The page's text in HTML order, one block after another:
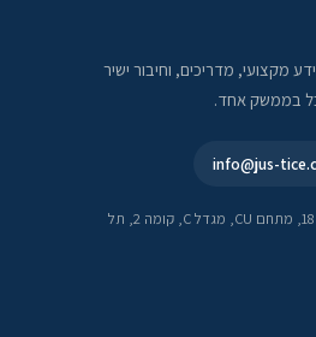
מקצועי, מדריכים, וחיבור ישיר
בממשק אחד.
רחוב ראול ולנברג 18, מתחם CU, מגדל C, קומה 2, תל